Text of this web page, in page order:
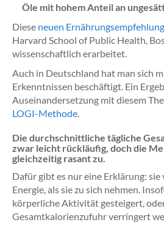
Öle mit hohem Anteil an
Diese neuen
Harvard School of Public Health,
wissenschaftlich erarbeitet.
Auch in Deutschland hat man sich
Erkenntnissen beschäftigt. Ein
Auseinandersetzung mit diesem
LOGI-Methode.
Die durchschnittliche tägliche
zwar leicht rückläufig, doch die
gleichzeitig rasant zu.
Dafür gibt es nur eine Erklärung:
Energie, als sie zu sich nehmen.
körperliche Aktivität gesteigert,
Gesamtkalorienzufuhr verringert